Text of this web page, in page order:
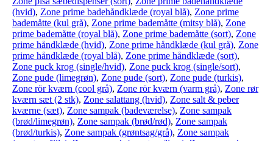
(hvid), Zone prime badehåndklæde (royal blå), Zone prime
bademåtte (kul grå), Zone prime bademåtte (mitsy blå), Zone
prime bademåtte (royal blå), Zone prime bademåtte (sort), Zone
prime håndklæde (hvid), Zone prime håndklæde (kul grå), Zone
prime håndklæde (royal blå), Zone prime håndklæde (sort),
Zone puck krog (single/hvid), Zone puck krog (single/sort),
Zone pude (limegrøn), Zone pude (sort), Zone pude (turkis),
Zone rör kværn (cool grå), Zone rör kværn (varm grå), Zone rør
kværn sæt (2 stk), Zone salattang (hvid), Zone salt & peber
kværne (sæt), Zone sampak (badeværelse), Zone sampak
(brød/limegrøn), Zone sampak (brød/rød), Zone sampak
(brød/turkis), Zone sampak (grøntsag/grå), Zone sampak